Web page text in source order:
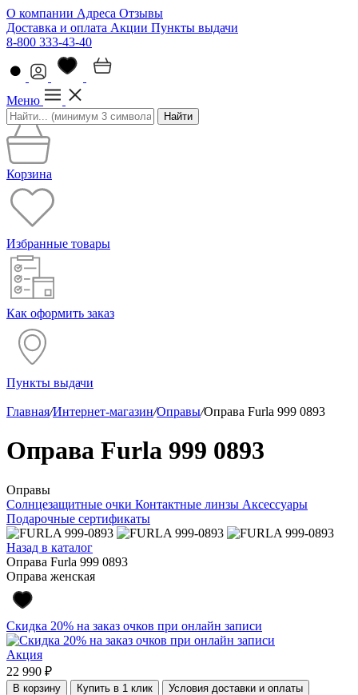
О компании Адреса Отзывы
Доставка и оплата Акции Пункты выдачи
8-800 333-43-40
Меню
Найти
Корзина
Избранные товары
Как оформить заказ
Пункты выдачи
Главная/Интернет-магазин/Оправы/Оправа Furla 999 0893
Оправа Furla 999 0893
Оправы
Солнцезащитные очки Контактные линзы Аксессуары
Подарочные сертификаты
Назад в каталог
Оправа Furla 999 0893
Оправа женская
Скидка 20% на заказ очков при онлайн записи
Акция
22 990 ₽
В корзину Купить в 1 клик Условия доставки и оплаты